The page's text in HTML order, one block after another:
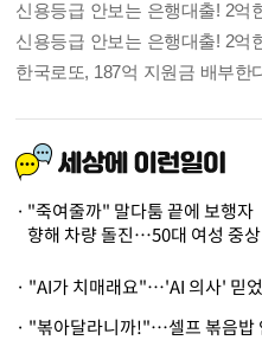
"죽여줄까" 말다툼 끝에 보행자
향해 차량 돌진…50대 여성 중상